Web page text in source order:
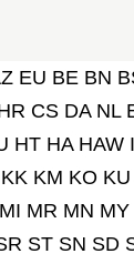
EU BE BN
CS DA NL
HT HA HAW
KK KM KO KU
MI MR MN MY
ST SN SD